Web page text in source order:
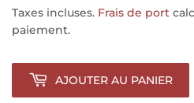
Taxes incluses. Frais de port
paiement.
AJOUTER AU PANIER